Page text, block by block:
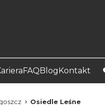
FAQBlogKontakt
Osiedle Leśne